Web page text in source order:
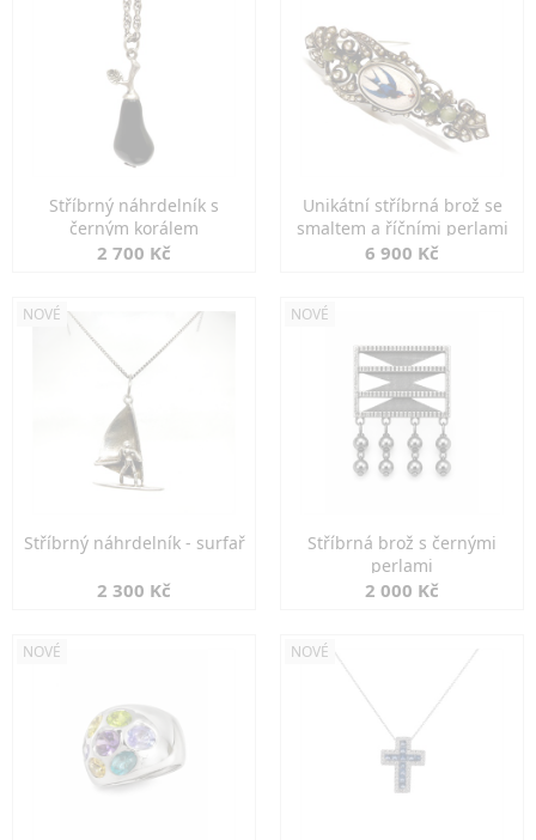
Stříbrný náhrdelník s
černým korálem
2 700 Kč
Unikátní stříbrná brož se
smaltem a říčními perlami
6 900 Kč
NOVÉ
Stříbrný náhrdelník - surfař
2 300 Kč
NOVÉ
Stříbrná brož s černými
perlami
2 000 Kč
NOVÉ NOVÉ